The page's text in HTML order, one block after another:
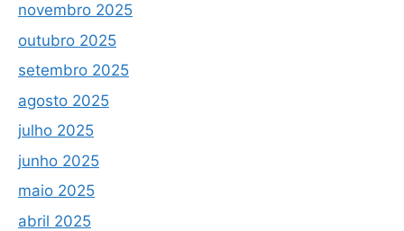
novembro 2025
outubro 2025
setembro 2025
agosto 2025
julho 2025
junho 2025
maio 2025
abril 2025